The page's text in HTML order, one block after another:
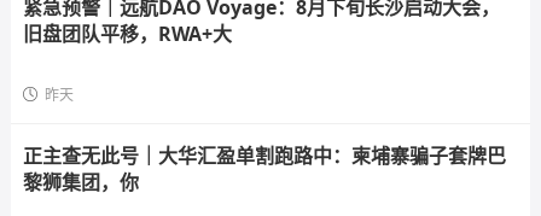
紧急预警｜远航DAO Voyage：8月下旬长沙启动大会，
旧盘团队平移，RWA+大
昨天
正主查无此号｜大华汇盈单割跑路中：柬埔寨骗子套牌巴
黎狮集团，你